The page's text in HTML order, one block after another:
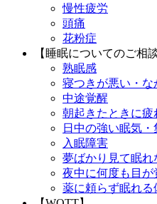
慢性疲労
頭痛
花粉症
【睡眠についてのご相談
熟眠感
寝つきが悪い・な
中途覚醒
朝起きたときに
日中の強い眠気
入眠障害
夢ばかり見て眠れ
夜中に何度も目が
薬に頼らず眠れる